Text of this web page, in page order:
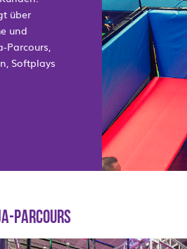
über
und
Parcours,
Softplays
PARCOURS